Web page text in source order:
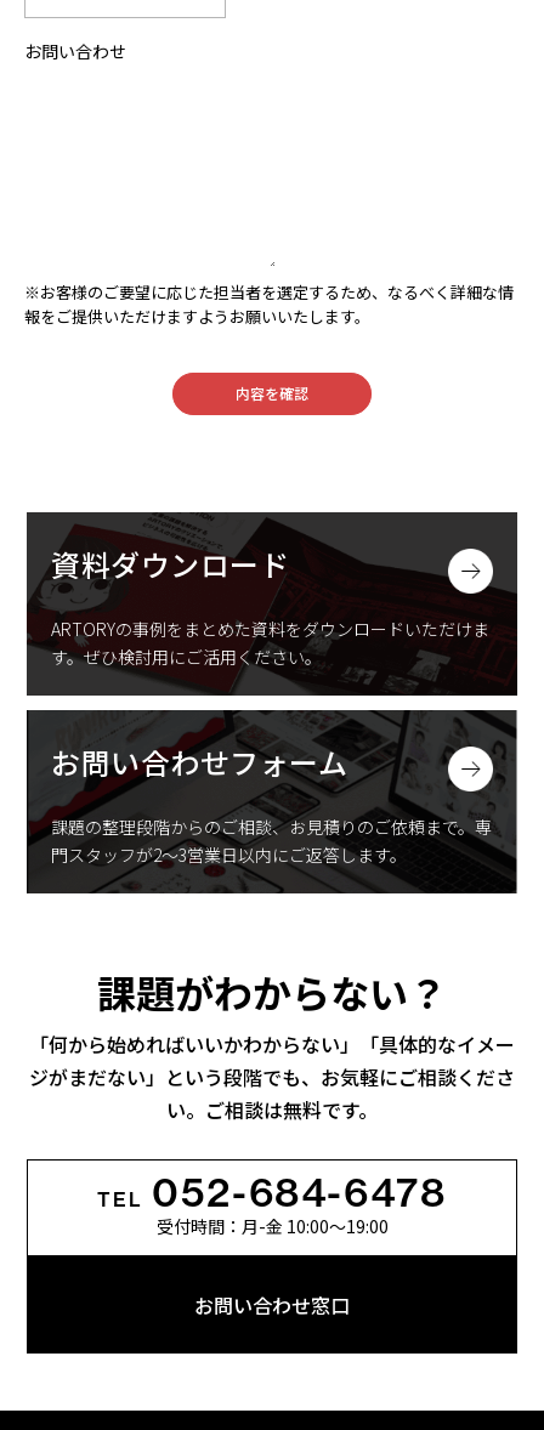
お問い合わせ
※お客様のご要望に応じた担当者を選定するため、なるべく詳細な情
報をご提供いただけますようお願いいたします。
内容を確認
資料ダウンロード
ARTORYの事例をまとめた資料をダウンロードいただけま
す。ぜひ検討用にご活用ください。
お問い合わせフォーム
課題の整理段階からのご相談、お見積りのご依頼まで。専
門スタッフが2〜3営業日以内にご返答します。
課題がわからない？
「何から始めればいいかわからない」「具体的なイメー
ジがまだない」 という段階でも、お気軽にご相談くださ
い。ご相談は無料です。
TEL 052-684-6478
受付時間：月-金 10:00〜19:00
お問い合わせ窓口